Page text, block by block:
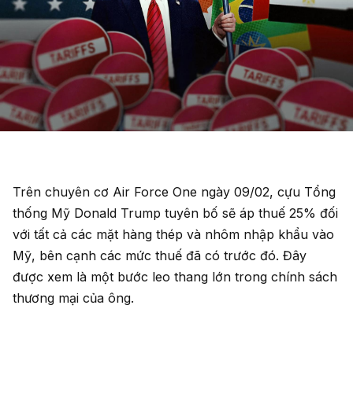
Trên chuyên cơ Air Force One ngày 09/02, cựu Tổng
thống Mỹ Donald Trump tuyên bố sẽ áp thuế 25% đối
với tất cả các mặt hàng thép và nhôm nhập khẩu vào
Mỹ, bên cạnh các mức thuế đã có trước đó. Đây
được xem là một bước leo thang lớn trong chính sách
thương mại của ông.